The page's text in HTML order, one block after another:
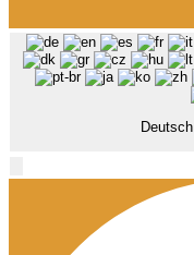
Deutsch